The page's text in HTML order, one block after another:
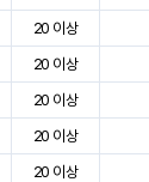
20 이상
20 이상
20 이상
20 이상
20 이상